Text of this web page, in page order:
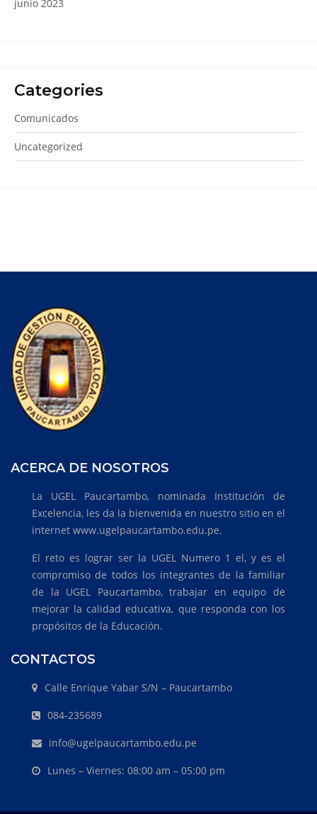
junio 2023
Categories
Comunicados
Uncategorized
ACERCA DE NOSOTROS
La UGEL Paucartambo, nominada Institución de
Excelencia, les da la bienvenida en nuestro sitio en el
internet www.ugelpaucartambo.edu.pe.
El reto es lograr ser la UGEL Numero 1 el, y es el
compromiso de todos los integrantes de la familiar
de la UGEL Paucartambo, trabajar en equipo de
mejorar la calidad educativa, que responda con los
propósitos de la Educación.
CONTACTOS
Calle Enrique Yabar S/N – Paucartambo
084-235689
info@ugelpaucartambo.edu.pe
Lunes – Viernes: 08:00 am – 05:00 pm